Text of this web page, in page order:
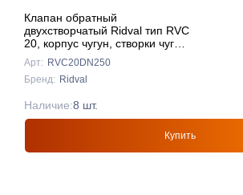
Клапан обратный
двухстворчатый Ridval тип RVC
20, корпус чугун, створки чуг
DN250 КРАСНЫЙ
Арт: RVC20DN250
Бренд: Ridval
Купить
Наличие:8 шт.